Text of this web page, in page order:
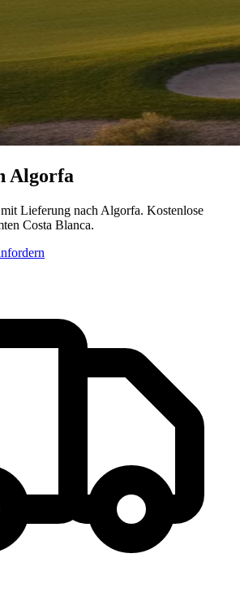
Algorfa
Lieferung nach Algorfa. Kostenlose
Costa Blanca.